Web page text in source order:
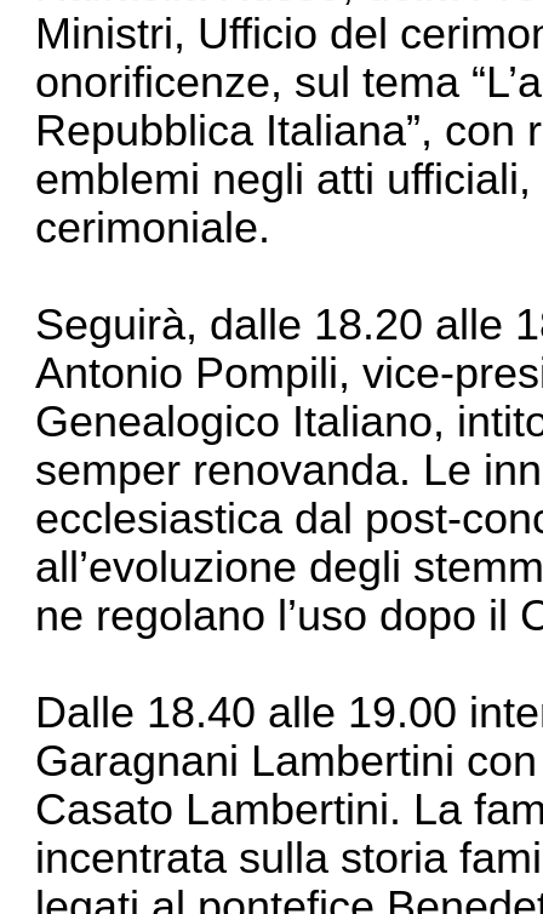
Ministri, Ufficio del
onorificenze, sul tema
Repubblica Italiana”, con
emblemi negli atti
cerimoniale.
Seguirà, dalle 18.20 alle
Antonio Pompili, vice-
Genealogico Italiano,
semper renovanda. Le
ecclesiastica dal post-
all’evoluzione degli
ne regolano l’uso dopo il
Dalle 18.40 alle 19.00
Garagnani Lambertini
Casato Lambertini. La
incentrata sulla storia